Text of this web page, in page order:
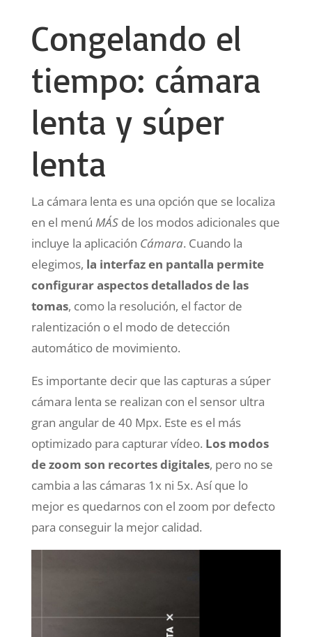
Congelando el
tiempo: cámara
lenta y súper
lenta
La cámara lenta es una opción que se localiza
en el menú MÁSde los modos adicionales que
incluye la aplicación Cámara. Cuando la
elegimos, la interfaz en pantalla permite
configurar aspectos detallados de las
tomas, como la resolución, el factor de
ralentización o el modo de detección
automático de movimiento.
Es importante decir que las capturas a súper
cámara lenta se realizan con el sensor ultra
gran angular de 40 Mpx. Este es el más
optimizado para capturar vídeo. Los modos
de zoom son recortes digitales, pero no se
cambia a las cámaras 1x ni 5x. Así que lo
mejor es quedarnos con el zoom por defecto
para conseguir la mejor calidad.